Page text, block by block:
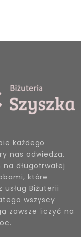
każdego
nas odwiedza.
na długotrwałej
które
usług Biżuterii
wszyscy
zawsze liczyć na